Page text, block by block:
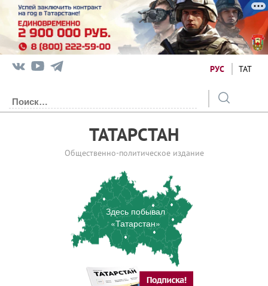
РУС ТАТ
ТАТАРСТАН
Общественно-политическое издание
Здесь побывал
«Татарстан»